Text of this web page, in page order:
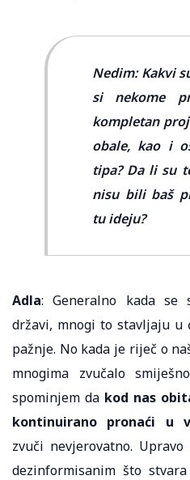
Nedim: Kakvi
si nekome
kompletan
obale, kao i
tipa? Da li su
nisu bili baš
tu ideju?
Adla: Generalno kada se
državi, mnogi to stavljaju u
pažnje. No kada je riječ o
mnogima zvučalo
spominjem dakod nas
kontinuirano pronaći u
zvuči nevjerovatno.
dezinformisanim što